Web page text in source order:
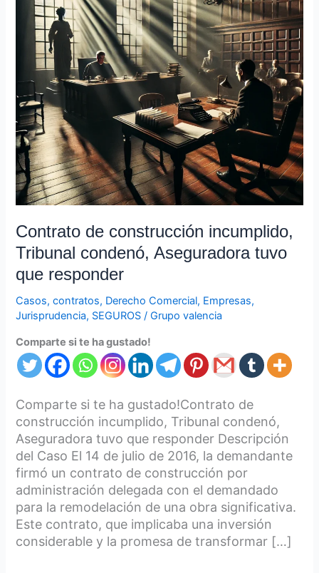
Contrato de construcción incumplido,
Tribunal condenó, Aseguradora tuvo
que responder
Casos,contratos, Derecho Comercial, Empresas,
Jurisprudencia, SEGUROS /Grupo valencia
Comparte si te ha gustado!
Comparte si te ha gustado!Contrato de
construcción incumplido, Tribunal condenó,
Aseguradora tuvo que responder Descripción
del Caso El 14 de julio de 2016, la demandante
firmó un contrato de construcción por
administración delegada con el demandado
para la remodelación de una obra significativa.
Este contrato, que implicaba una inversión
considerable y la promesa de transformar […]
condenó,
Aseguradora
tuvo
que
responder